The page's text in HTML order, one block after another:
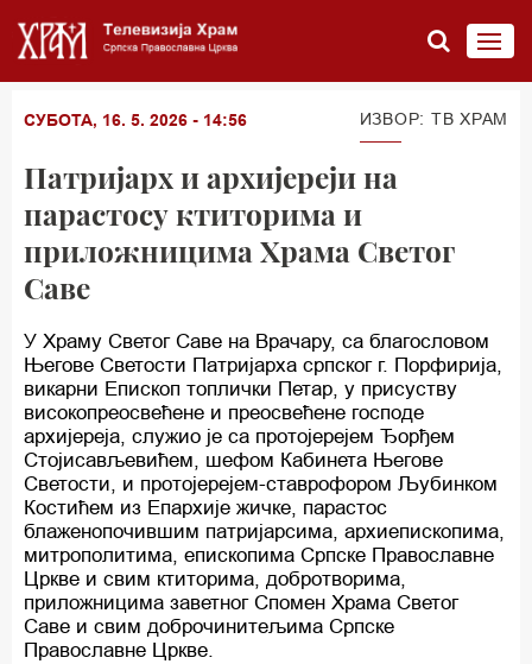
СУБОТА, 16. 5. 2026 - 14:56 ИЗВОР: ТВ ХРАМ
Патријарх и архијереји на
парастосу ктиторима и
приложницима Храма Светог
Саве
У Храму Светог Саве на Врачару, са благословом
Његове Светости Патријарха српског г. Порфирија,
викарни Епископ топлички Петар, у присуству
високопреосвећене и преосвећене господе
архијереја, служио је са протојерејем Ђорђем
Стојисављевићем, шефом Кабинета Његове
Светости, и протојерејем-ставрофором Љубинком
Костићем из Епархије жичке, парастос
блаженопочившим патријарсима, архиепископима,
митрополитима, епископима Српске Православне
Цркве и свим ктиторима, добротворима,
приложницима заветног Спомен Храма Светог
Саве и свим доброчинитељима Српске
Православне Цркве.